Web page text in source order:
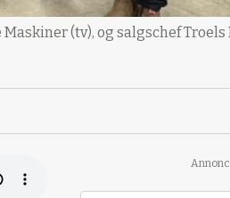
(tv), og salgschef